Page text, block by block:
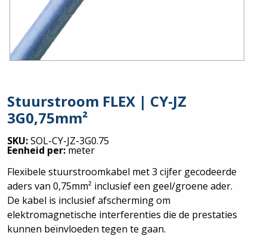
Stuurstroom FLEX | CY-JZ
3G0,75mm²
SKU:SOL-CY-JZ-3G0.75
Eenheid per:meter
Flexibele stuurstroomkabel met 3 cijfer gecodeerde
aders van 0,75mm² inclusief een geel/groene ader.
De kabel is inclusief afscherming om
elektromagnetische interferenties die de prestaties
kunnen beïnvloeden tegen te gaan.